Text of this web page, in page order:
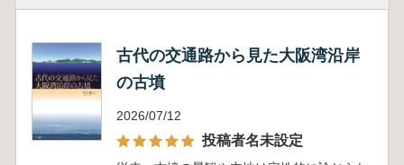
古代の交通路から見た大阪湾沿岸
の古墳
2026/07/12
投稿者名未設定